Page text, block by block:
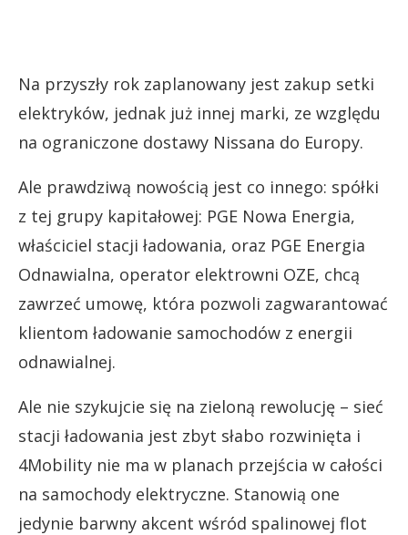
Na przyszły rok zaplanowany jest zakup setki
elektryków, jednak już innej marki, ze względu
na ograniczone dostawy Nissana do Europy.
Ale prawdziwą nowością jest co innego: spółki
z tej grupy kapitałowej: PGE Nowa Energia,
właściciel stacji ładowania, oraz PGE Energia
Odnawialna, operator elektrowni OZE, chcą
zawrzeć umowę, która pozwoli zagwarantować
klientom ładowanie samochodów z energii
odnawialnej.
Ale nie szykujcie się na zieloną rewolucję – sieć
stacji ładowania jest zbyt słabo rozwinięta i
4Mobility nie ma w planach przejścia w całości
na samochody elektryczne. Stanowią one
jedynie barwny akcent wśród spalinowej flot